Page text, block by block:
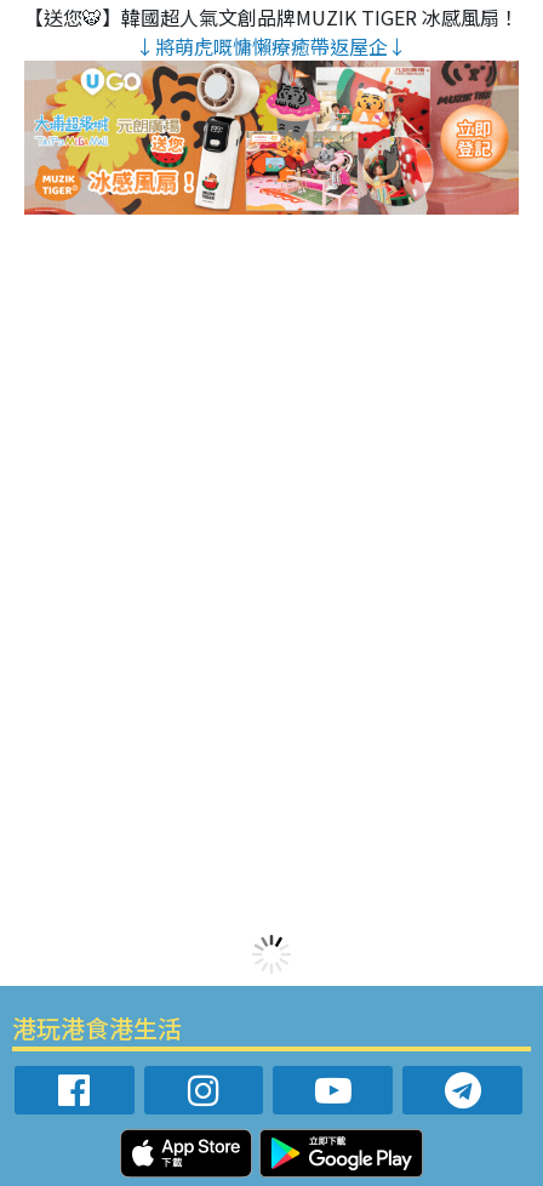
【送您🐯】韓國超人氣文創品牌MUZIK TIGER 冰感風扇！
↓將萌虎嘅慵懶療癒帶返屋企↓
港玩港食港生活